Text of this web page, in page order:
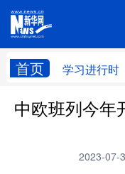
首页 学习进行时
学习进行时 高
中欧班列今年
2023-07-